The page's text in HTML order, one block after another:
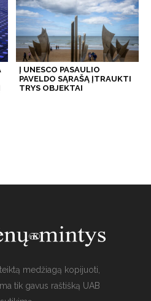
Į UNESCO PASAULIO
PAVELDO SĄRAŠĄ ĮTRAUKTI
TRYS OBJEKTAI
medžiagą kopijuoti,
tik gavus raštišką UAB